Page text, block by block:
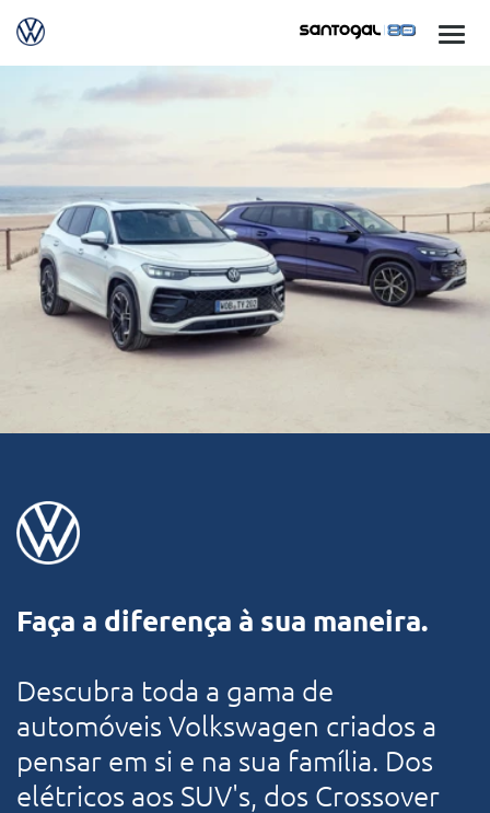
Faça a diferença à sua maneira.
Descubra toda a gama de
automóveis Volkswagen criados a
pensar em si e na sua família. Dos
elétricos aos SUV's, dos Crossover